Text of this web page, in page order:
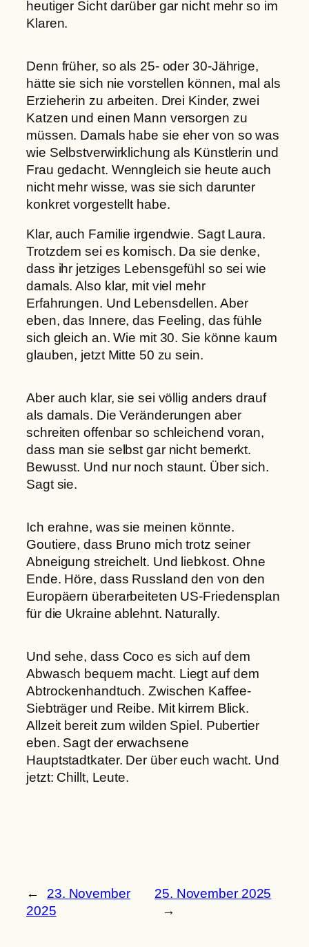
heutiger Sicht darüber gar nicht mehr so im
Klaren.
Denn früher, so als 25- oder 30-Jährige,
hätte sie sich nie vorstellen können, mal als
Erzieherin zu arbeiten. Drei Kinder, zwei
Katzen und einen Mann versorgen zu
müssen. Damals habe sie eher von so was
wie Selbstverwirklichung als Künstlerin und
Frau gedacht. Wenngleich sie heute auch
nicht mehr wisse, was sie sich darunter
konkret vorgestellt habe.
Klar, auch Familie irgendwie. Sagt Laura.
Trotzdem sei es komisch. Da sie denke,
dass ihr jetziges Lebensgefühl so sei wie
damals. Also klar, mit viel mehr
Erfahrungen. Und Lebensdellen. Aber
eben, das Innere, das Feeling, das fühle
sich gleich an. Wie mit 30. Sie könne kaum
glauben, jetzt Mitte 50 zu sein.
Aber auch klar, sie sei völlig anders drauf
als damals. Die Veränderungen aber
schreiten offenbar so schleichend voran,
dass man sie selbst gar nicht bemerkt.
Bewusst. Und nur noch staunt. Über sich.
Sagt sie.
Ich erahne, was sie meinen könnte.
Goutiere, dass Bruno mich trotz seiner
Abneigung streichelt. Und liebkost. Ohne
Ende. Höre, dass Russland den von den
Europäern überarbeiteten US-Friedensplan
für die Ukraine ablehnt. Naturally.
Und sehe, dass Coco es sich auf dem
Abwasch bequem macht. Liegt auf dem
Abtrockenhandtuch. Zwischen Kaffee-
Siebträger und Reibe. Mit kirrem Blick.
Allzeit bereit zum wilden Spiel. Pubertier
eben. Sagt der erwachsene
Hauptstadtkater. Der über euch wacht. Und
jetzt: Chillt, Leute.
←
23. November
2025
25. November 2025
→